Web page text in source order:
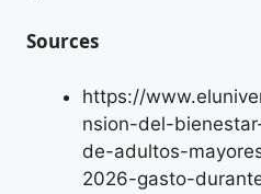
Sources
https://
nsion-del-
de-adultos-
2026-gasto-